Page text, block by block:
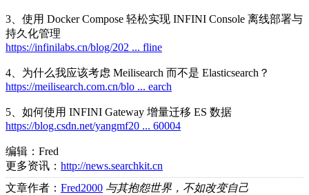
3、使用 Docker Compose 轻松实现 INFINI Console 离线部署与
持久化管理
https://infinilabs.cn/blog/202 ... fline
4、为什么我应该考虑 Meilisearch 而不是 Elasticsearch？
https://meilisearch.com.cn/blo ... earch
5、如何使用 INFINI Gateway 增量迁移 ES 数据
https://blog.csdn.net/yangmf20 ... 60004
编辑：Fred
更多资讯： http://news.searchkit.cn
文章作者： Fred2000 与其抱怨世界，不如改变自己